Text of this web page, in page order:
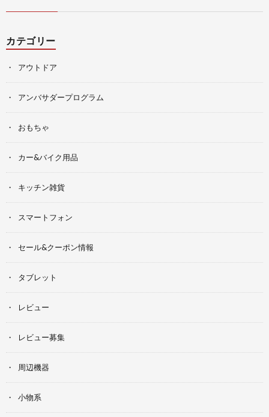
カテゴリー
アウトドア
アンバサダープログラム
おもちゃ
カー&バイク用品
キッチン雑貨
スマートフォン
セール&クーポン情報
タブレット
レビュー
レビュー募集
周辺機器
小物系